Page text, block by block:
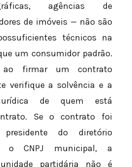
agências de
de imóveis — não são
técnicos na
um consumidor padrão.
ao firmar um contrato
verifique a solvência e a
jurídica de quem está
Se o contrato foi
do diretório
o CNPJ municipal, a
unidade partidária não é